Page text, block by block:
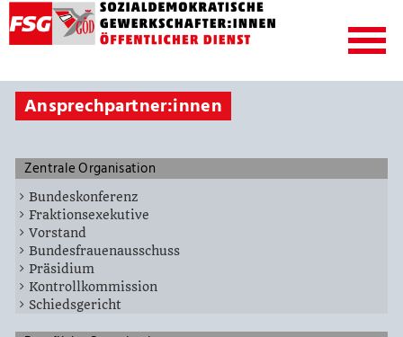
Ansprechpartner:innen
Zentrale Organisation
Bundeskonferenz
Fraktionsexekutive
Vorstand
Bundesfrauenausschuss
Präsidium
Kontrollkommission
Schiedsgericht